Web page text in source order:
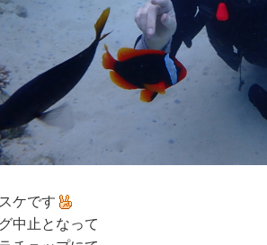
ケです
中止となって